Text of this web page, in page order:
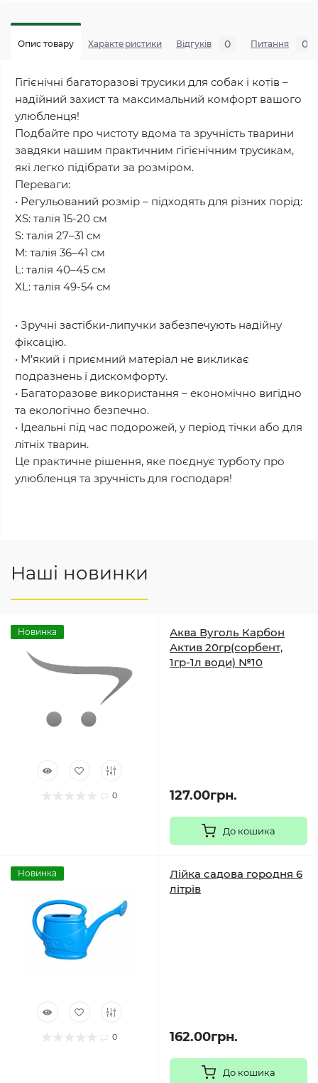
Опис товару Характеристики Відгуків 0 Питання 0
Гігієнічні багаторазові трусики для собак і котів –
надійний захист та максимальний комфорт вашого
улюбленця!
Подбайте про чистоту вдома та зручність тварини
завдяки нашим практичним гігієнічним трусикам,
які легко підібрати за розміром.
Переваги:
• Регульований розмір – підходять для різних порід:
XS: талія 15-20 см
S: талія 27–31 см
M: талія 36–41 см
L: талія 40–45 см
XL: талія 49-54 см
• Зручні застібки-липучки забезпечують надійну
фіксацію.
• М’який і приємний матеріал не викликає
подразнень і дискомфорту.
• Багаторазове використання – економічно вигідно
та екологічно безпечно.
• Ідеальні під час подорожей, у період тічки або для
літніх тварин.
Це практичне рішення, яке поєднує турботу про
улюбленця та зручність для господаря!
Наші новинки
Новинка
0
Аква Вуголь Карбон
Актив 20гр(сорбент,
1гр-1л води) №10
127.00грн.
До кошика
Новинка
0
Лійка садова городня 6
літрів
162.00грн.
До кошика